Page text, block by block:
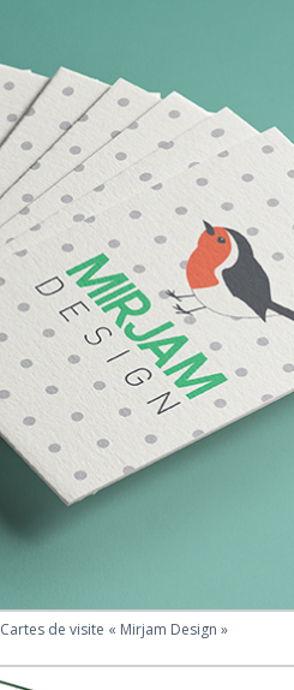
de visite « Mirjam Design »